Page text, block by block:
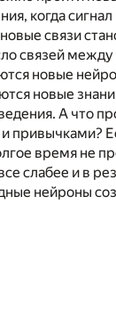
когда
связи
связей
новые
новые
А что
привычками?
время не
слабее и в
нейроны